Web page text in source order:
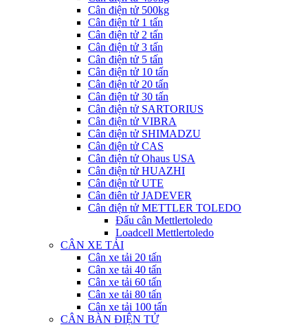
Cân điện tử 500kg
Cân điện tử 1 tấn
Cân điện tử 2 tấn
Cân điện tử 3 tấn
Cân điện tử 5 tấn
Cân điện tử 10 tấn
Cân điện tử 20 tấn
Cân điện tử 30 tấn
Cân điện tử SARTORIUS
Cân điện tử VIBRA
Cân điện tử SHIMADZU
Cân điện tử CAS
Cân điện tử Ohaus USA
Cân điện tử HUAZHI
Cân điện tử UTE
Cân điên tử JADEVER
Cân điện tử METTLER TOLEDO
Đẩu cân Mettlertoledo
Loadcell Mettlertoledo
CÂN XE TẢI
Cân xe tải 20 tấn
Cân xe tải 40 tấn
Cân xe tải 60 tấn
Cân xe tải 80 tấn
Cân xe tải 100 tấn
CÂN BÀN ĐIỆN TỬ